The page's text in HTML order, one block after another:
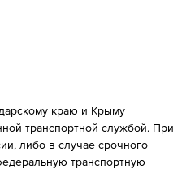
краю и Крыму
транспортной службой. При
либо в случае срочного
транспортную